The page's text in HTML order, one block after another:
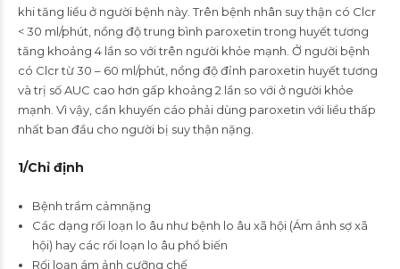
khi tăng liều ở người bệnh này. Trên bệnh nhân suy thận có Clcr
< 30 ml/phút, nồng độ trung bình paroxetin trong huyết tương
tăng khoảng 4 lần so với trên người khỏe mạnh. Ở người bệnh
có Clcr từ 30 – 60 ml/phút, nồng độ đỉnh paroxetin huyết tương
và trị số AUC cao hơn gấp khoảng 2 lần so với ở người khỏe
mạnh. Vì vậy, cần khuyến cáo phải dùng paroxetin với liều thấp
nhất ban đầu cho người bị suy thận nặng.
1/Chỉ định
Bệnh trầm cảmnặng
Các dạng rối loạn lo âu như bệnh lo âu xã hội (Ám ảnh sợ xã
hội) hay các rối loạn lo âu phổ biến
Rối loạn ám ảnh cưỡng chế